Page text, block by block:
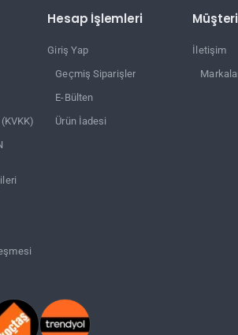
Hesap İşlemleri
Giriş Yap
Geçmiş Siparişler
E-Bülten
Ürün İadesi
İletişim